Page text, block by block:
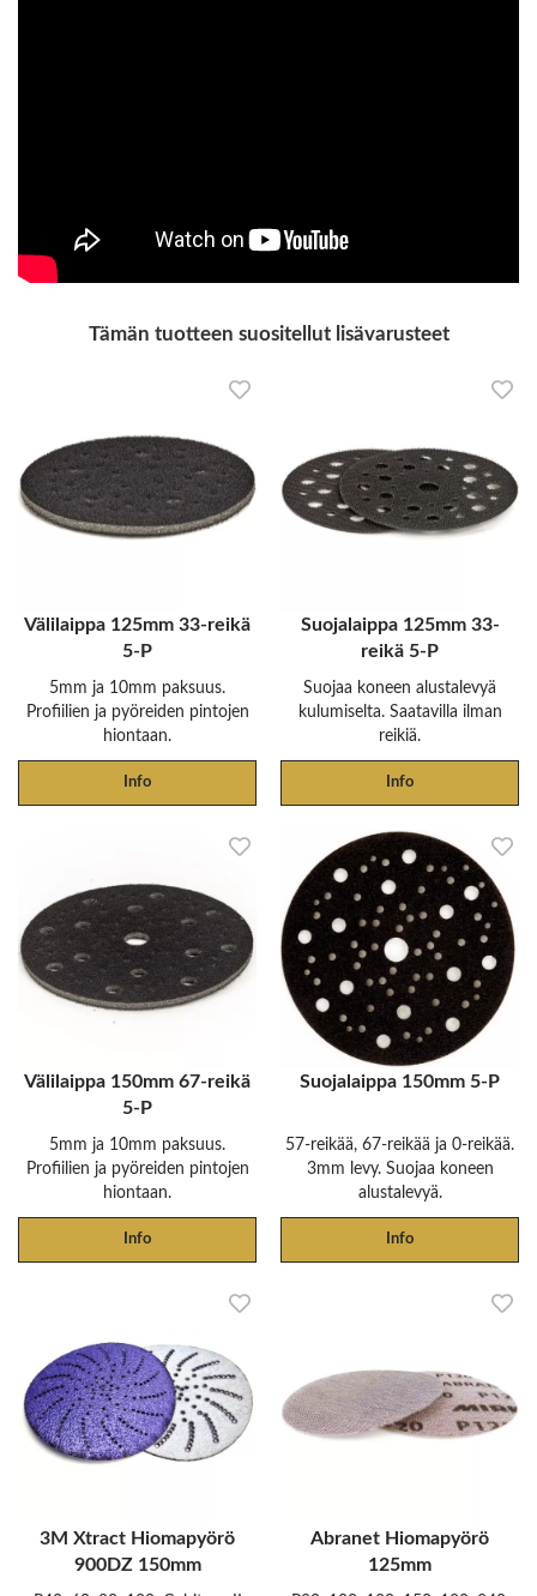
Tämän tuotteen suositellut lisävarusteet
Välilaippa 125mm 33-reikä
5-P
5mm ja 10mm paksuus.
Profiilien ja pyöreiden pintojen
hiontaan.
Info
Suojalaippa 125mm 33-
reikä 5-P
Suojaa koneen alustalevyä
kulumiselta. Saatavilla ilman
reikiä.
Info
Välilaippa 150mm 67-reikä
5-P
5mm ja 10mm paksuus.
Profiilien ja pyöreiden pintojen
hiontaan.
Info
Suojalaippa 150mm 5-P
57-reikää, 67-reikää ja 0-reikää.
3mm levy. Suojaa koneen
alustalevyä.
Info
3M Xtract Hiomapyörö
900DZ 150mm
Abranet Hiomapyörö
125mm